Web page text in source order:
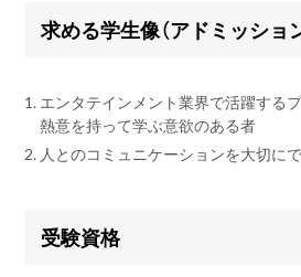
求める学生像（アドミッショ
1. エンタテインメント業界で活躍する
熱意を持って学ぶ意欲のある者
2. 人とのコミュニケーションを大切に
受験資格